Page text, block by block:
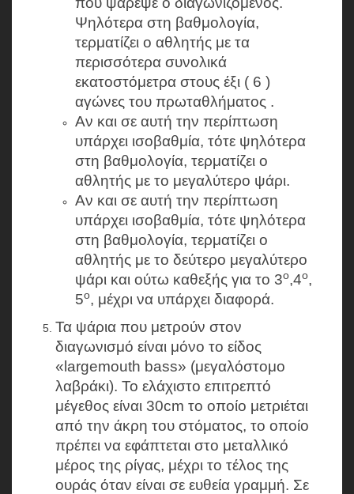
Ψηλότερα στη βαθμολογία,
τερματίζει ο αθλητής με τα
περισσότερα συνολικά
εκατοστόμετρα στους έξι ( 6 )
αγώνες του πρωταθλήματος .
Αν και σε αυτή την περίπτωση
υπάρχει ισοβαθμία, τότε ψηλότερα
στη βαθμολογία, τερματίζει ο
αθλητής με το μεγαλύτερο ψάρι.
Αν και σε αυτή την περίπτωση
υπάρχει ισοβαθμία, τότε ψηλότερα
στη βαθμολογία, τερματίζει ο
αθλητής με το δεύτερο μεγαλύτερο
ψάρι και ούτω καθεξής για το 3ο,4ο,
5ο, μέχρι να υπάρχει διαφορά.
Τα ψάρια που μετρούν στον
διαγωνισμό είναι μόνο το είδος
«largemouth bass» (μεγαλόστομο
λαβράκι). Το ελάχιστο επιτρεπτό
μέγεθος είναι 30cm το οποίο μετριέται
από την άκρη του στόματος, το οποίο
πρέπει να εφάπτεται στο μεταλλικό
μέρος της ρίγας, μέχρι το τέλος της
ουράς όταν είναι σε ευθεία γραμμή. Σε